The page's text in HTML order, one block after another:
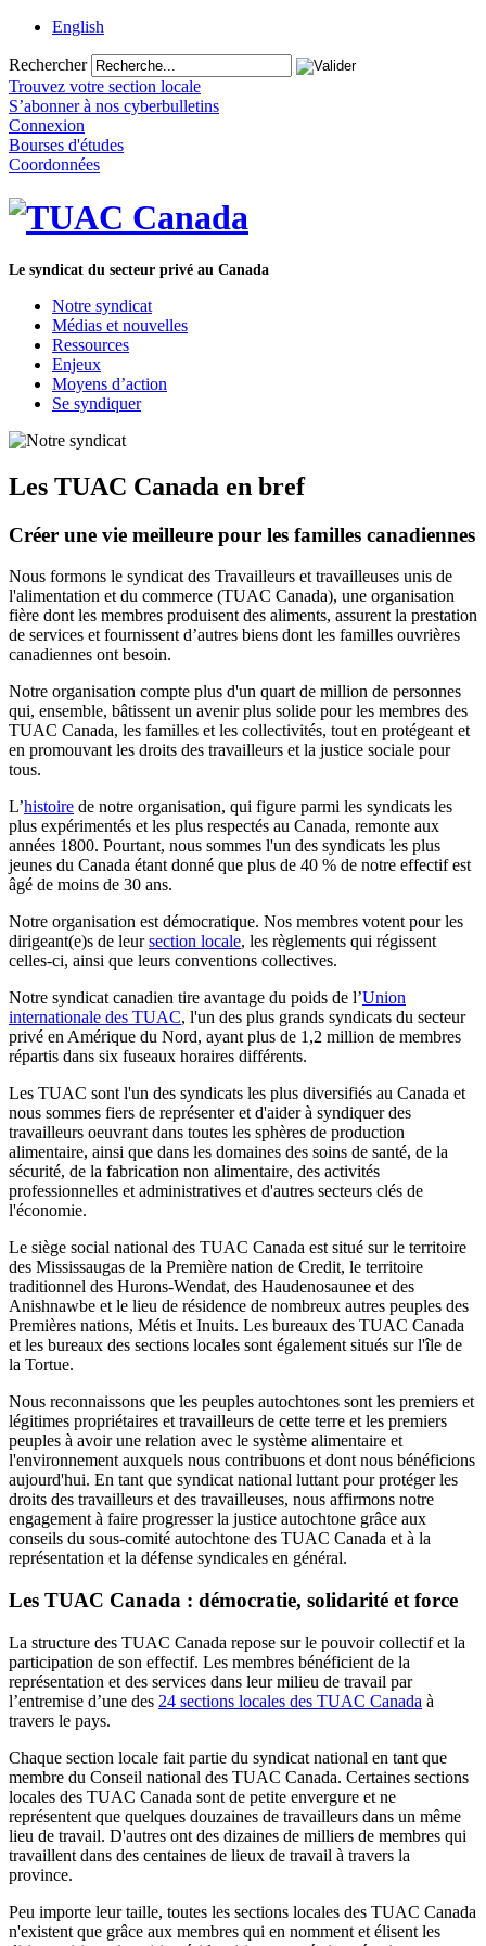
English
Rechercher
Trouvez votre section locale
S’abonner à nos cyberbulletins
Connexion
Bourses d'études
Coordonnées
Le syndicat du secteur privé au Canada
Notre syndicat
Médias et nouvelles
Ressources
Enjeux
Moyens d’action
Se syndiquer
Les TUAC Canada en bref
Créer une vie meilleure pour les familles canadiennes
Nous formons le syndicat des Travailleurs et travailleuses unis de
l'alimentation et du commerce (TUAC Canada), une organisation
fière dont les membres produisent des aliments, assurent la prestation
de services et fournissent d’autres biens dont les familles ouvrières
canadiennes ont besoin.
Notre organisation compte plus d'un quart de million de personnes
qui, ensemble, bâtissent un avenir plus solide pour les membres des
TUAC Canada, les familles et les collectivités, tout en protégeant et
en promouvant les droits des travailleurs et la justice sociale pour
tous.
L’histoire de notre organisation, qui figure parmi les syndicats les
plus expérimentés et les plus respectés au Canada, remonte aux
années 1800. Pourtant, nous sommes l'un des syndicats les plus
jeunes du Canada étant donné que plus de 40 % de notre effectif est
âgé de moins de 30 ans.
Notre organisation est démocratique. Nos membres votent pour les
dirigeant(e)s de leursection locale, les règlements qui régissent
celles-ci, ainsi que leurs conventions collectives.
Notre syndicat canadien tire avantage du poids de l’Union
internationale des TUAC, l'un des plus grands syndicats du secteur
privé en Amérique du Nord, ayant plus de 1,2 million de membres
répartis dans six fuseaux horaires différents.
Les TUAC sont l'un des syndicats les plus diversifiés au Canada et
nous sommes fiers de représenter et d'aider à syndiquer des
travailleurs oeuvrant dans toutes les sphères de production
alimentaire, ainsi que dans les domaines des soins de santé, de la
sécurité, de la fabrication non alimentaire, des activités
professionnelles et administratives et d'autres secteurs clés de
l'économie.
Le siège social national des TUAC Canada est situé sur le territoire
des Mississaugas de la Première nation de Credit, le territoire
traditionnel des Hurons-Wendat, des Haudenosaunee et des
Anishnawbe et le lieu de résidence de nombreux autres peuples des
Premières nations, Métis et Inuits. Les bureaux des TUAC Canada
et les bureaux des sections locales sont également situés sur l'île de
la Tortue.
Nous reconnaissons que les peuples autochtones sont les premiers et
légitimes propriétaires et travailleurs de cette terre et les premiers
peuples à avoir une relation avec le système alimentaire et
l'environnement auxquels nous contribuons et dont nous bénéficions
aujourd'hui. En tant que syndicat national luttant pour protéger les
droits des travailleurs et des travailleuses, nous affirmons notre
engagement à faire progresser la justice autochtone grâce aux
conseils du sous-comité autochtone des TUAC Canada et à la
représentation et la défense syndicales en général.
Les TUAC Canada : démocratie, solidarité et force
La structure des TUAC Canada repose sur le pouvoir collectif et la
participation de son effectif. Les membres bénéficient de la
représentation et des services dans leur milieu de travail par
l’entremise d’une des 24 sections locales des TUAC Canada à
travers le pays.
Chaque section locale fait partie du syndicat national en tant que
membre du Conseil national des TUAC Canada. Certaines sections
locales des TUAC Canada sont de petite envergure et ne
représentent que quelques douzaines de travailleurs dans un même
lieu de travail. D'autres ont des dizaines de milliers de membres qui
travaillent dans des centaines de lieux de travail à travers la
province.
Peu importe leur taille, toutes les sections locales des TUAC Canada
n'existent que grâce aux membres qui en nomment et élisent les